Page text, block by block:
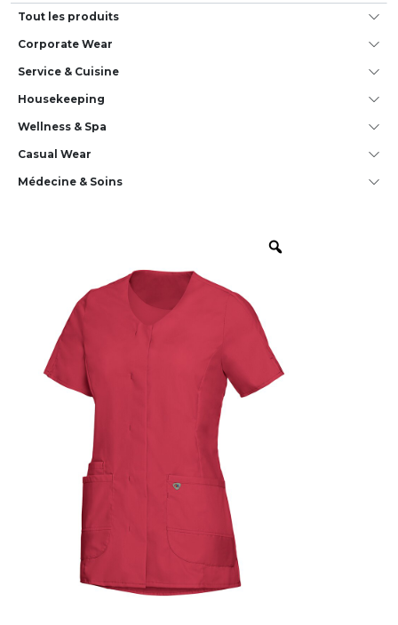
Tout les produits
Corporate Wear
Service & Cuisine
House­keeping
Wellness & Spa
Casual Wear
Médecine & Soins